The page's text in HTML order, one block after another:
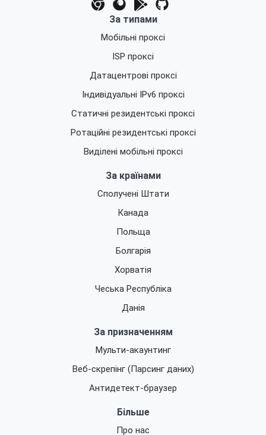
За типами
Мобільні проксі
ISP проксі
Датацентрові проксі
Індивідуальні IPv6 проксі
Статичні резидентські проксі
Ротаційні резидентські проксі
Виділені мобільні проксі
За країнами
Сполучені Штати
Канада
Польща
Болгарія
Хорватія
Чеська Республіка
Данія
За призначенням
Мульти-акаунтинг
Веб-скрепінг (Парсинг даних)
Антидетект-браузер
Більше
Про нас